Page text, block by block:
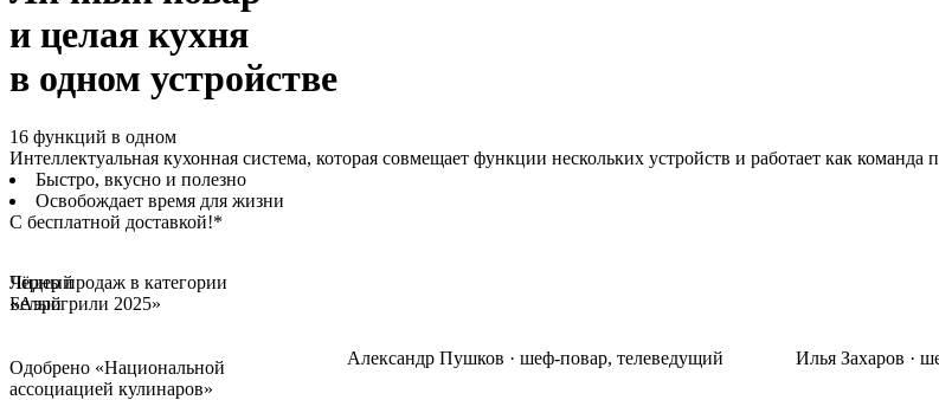
и целая кухня
в одном устройстве
16 функций в одном
Интеллектуальная кухонная система, которая совмещает функции нескольких устройств и работает как команда
Быстро, вкусно и полезно
Освобождает время для жизни
С бесплатной доставкой!*
Чёрный
Белый
Александр Пушков · шеф-повар, телеведущий Илья Захаров ·
Лидер продаж в категории
«Аэрогрили 2025»
Одобрено «Национальной
ассоциацией кулинаров»